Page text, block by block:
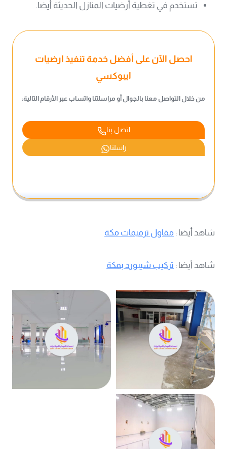
تستخدم في تغطية أرضيات المنازل الحديثة أيضا.
احصل الآن على أفضل خدمة تنفيذ ارضيات
ايبوكسي
من خلال التواصل معنا بالجوال أو مراسلتنا واتساب عبر الأرقام التالية:
اتصل بنا
راسلنا
شاهد أيضا : مقاول ترميمات مكة
شاهد أيضا : تركيب شيبورد بمكة